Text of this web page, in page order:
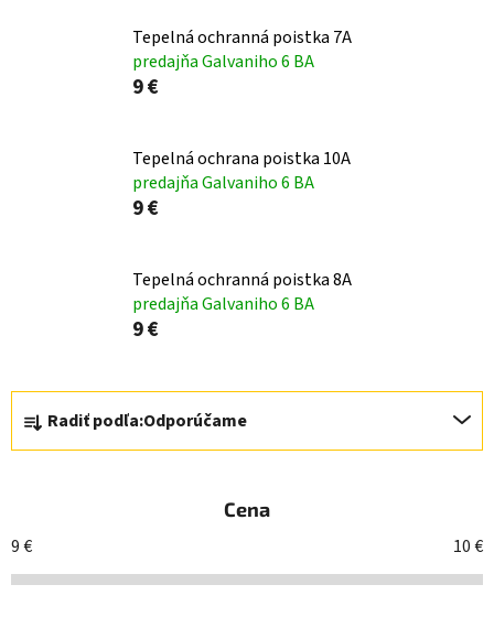
Tepelná ochranná poistka 7A
predajňa Galvaniho 6 BA
9 €
Tepelná ochrana poistka 10A
predajňa Galvaniho 6 BA
9 €
Tepelná ochranná poistka 8A
predajňa Galvaniho 6 BA
9 €
R
a
d
i
e
Radiť podľa:Odporúčame
Cena
9€ 10€